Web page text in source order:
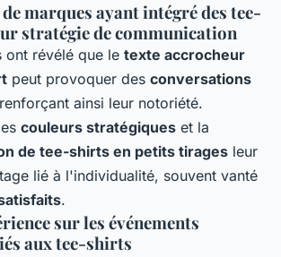
marques ayant intégré des tee-
stratégie de communication
ont révélé que le texte accrocheur
peut provoquer des conversations
ainsi leur notoriété.
couleurs stratégiques et la
de tee-shirts en petits tirages leur
lié à l'individualité, souvent vanté
.
sur les événements
aux tee-shirts